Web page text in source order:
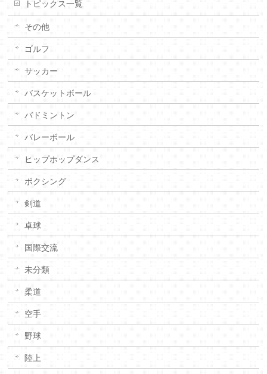
トピックス一覧
その他
ゴルフ
サッカー
バスケットボール
バドミントン
バレーボール
ヒップホップダンス
ボクシング
剣道
卓球
国際交流
未分類
柔道
空手
野球
陸上